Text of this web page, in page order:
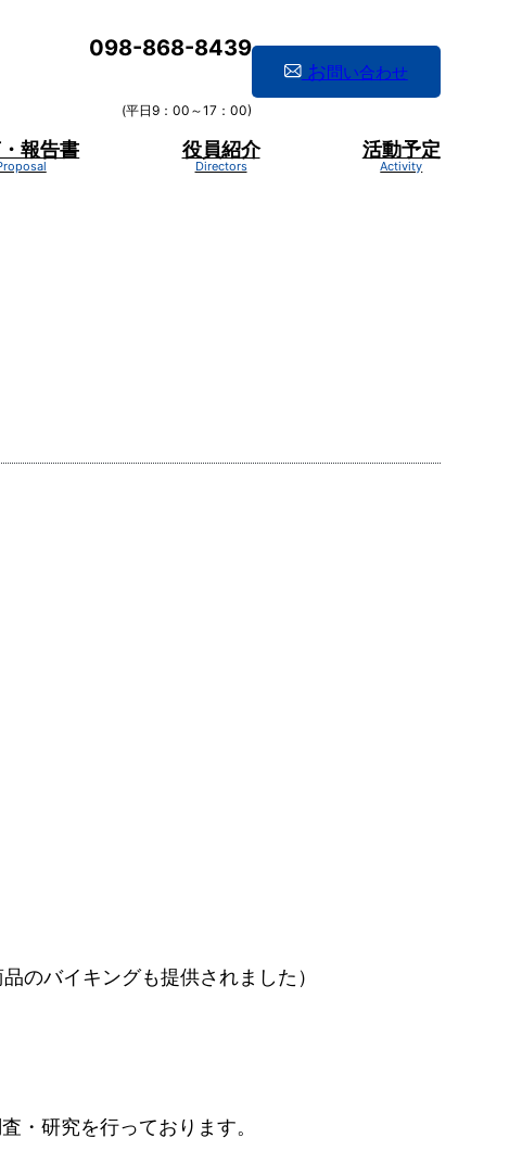
098-868-8439
(平日9：00～17：00)
お問い合わせ
報告書 役員紹介 活動予定
ングも提供されました）
・研究を行っております。